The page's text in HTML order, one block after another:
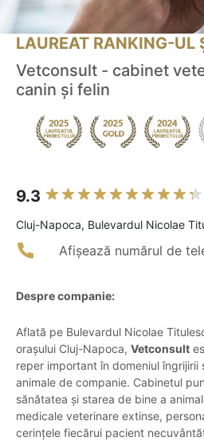
LAUREAT RANKING-UL
Vetconsult - cabinet
canin și felin
9.3
Cluj-Napoca, Bulevardul Nicolae
Afișează numărul de
Despre companie:
Aflată pe Bulevardul Nicolae
orașului Cluj-Napoca, Vetconsult
reper important în domeniul îngrijirii
animale de companie. Cabinetul
sănătatea și starea de bine a
medicale veterinare extinse,
cerințele fiecărui pacient